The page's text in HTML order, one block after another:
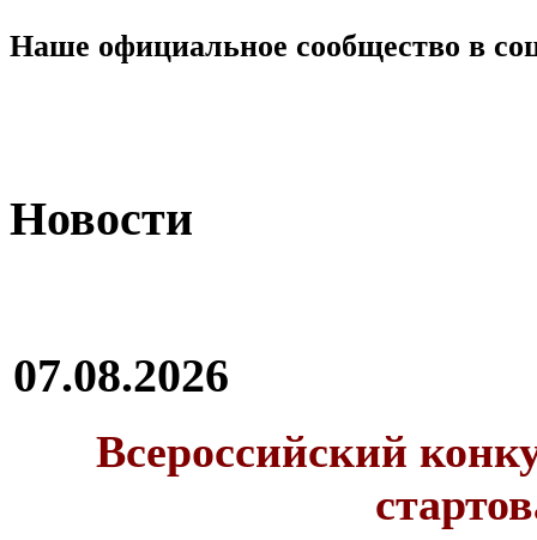
Наше официальное сообщество в
Новости
07.08.2026
Всероссийский